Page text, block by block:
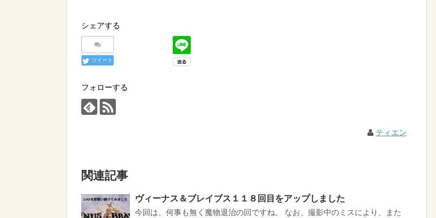
シェアする
ツイート
フォローする
ティエン
関連記事
ヴィーナス＆ブレイブス１１８回目をアップしました
今回は、何事も無く魔物退治の回ですね。 なお、撮影中のミスにより、また